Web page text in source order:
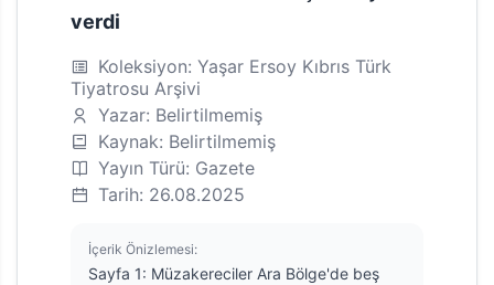
verdi
Koleksiyon: Yaşar Ersoy Kıbrıs Türk
Tiyatrosu Arşivi
Yazar: Belirtilmemiş
Kaynak: Belirtilmemiş
Yayın Türü: Gazete
Tarih: 26.08.2025
İçerik Önizlemesi:
Sayfa 1: Müzakereciler Ara Bölge'de beş